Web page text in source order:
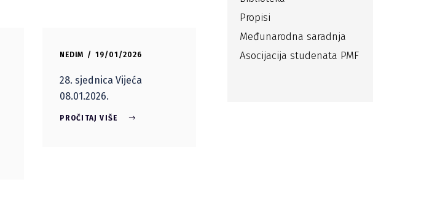
NEDIM 19/01/2026
28. sjednica Vijeća
08.01.2026.
PROČITAJ VIŠE
Propisi
Međunarodna saradnja
Asocijacija studenata PMF